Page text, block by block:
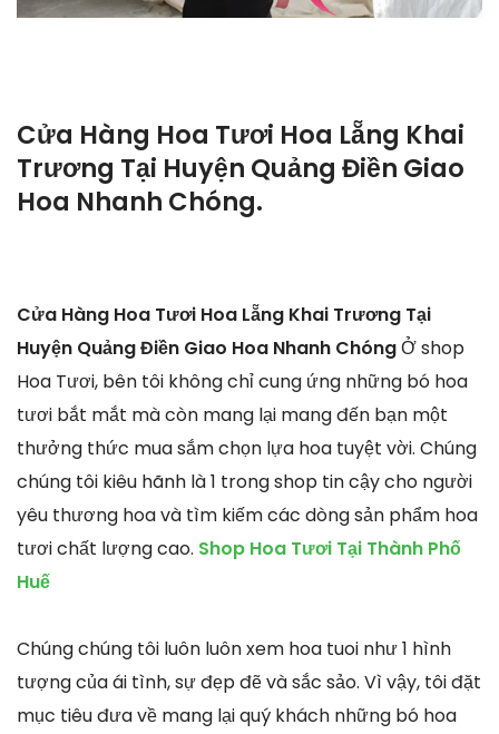
Cửa Hàng Hoa Tươi Hoa Lẵng Khai
Trương Tại Huyện Quảng Điền Giao
Hoa Nhanh Chóng.
Cửa Hàng Hoa Tươi Hoa Lẵng Khai Trương Tại
Huyện Quảng Điền Giao Hoa Nhanh ChóngỞ shop
Hoa Tươi, bên tôi không chỉ cung ứng những bó hoa
tươi bắt mắt mà còn mang lại mang đến bạn một
thưởng thức mua sắm chọn lựa hoa tuyệt vời. Chúng
chúng tôi kiêu hãnh là 1 trong shop tin cậy cho người
yêu thương hoa và tìm kiếm các dòng sản phẩm hoa
tươi chất lượng cao. Shop Hoa Tươi Tại Thành Phố
Huế
Chúng chúng tôi luôn luôn xem hoa tuoi như 1 hình
tượng của ái tình, sự đẹp đẽ và sắc sảo. Vì vậy, tôi đặt
mục tiêu đưa về mang lại quý khách những bó hoa